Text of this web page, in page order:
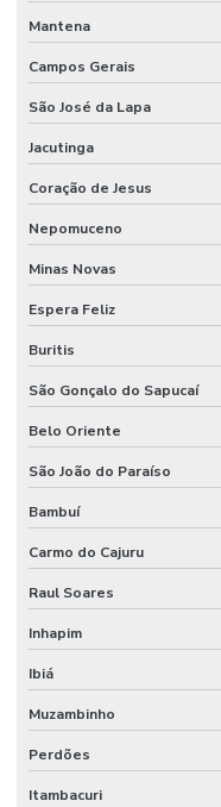
Mantena
Campos Gerais
São José da Lapa
Jacutinga
Coração de Jesus
Nepomuceno
Minas Novas
Espera Feliz
Buritis
São Gonçalo do Sapucaí
Belo Oriente
São João do Paraíso
Bambuí
Carmo do Cajuru
Raul Soares
Inhapim
Ibiá
Muzambinho
Perdões
Itambacuri